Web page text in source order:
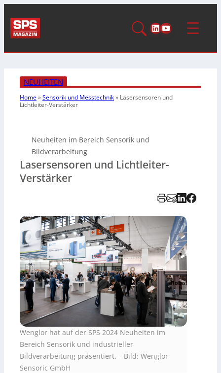
LinkedIn
YouTube
NEUHEITEN
Home»Sensorik und Messtechnik» Lasersensoren und
Lichtleiter-Verstärker
Neuheiten im Bereich Sensorik und
Bildverarbeitung
Lasersensoren und Lichtleiter-
Verstärker
Wenglor hat auf der SPS 2024 Neuheiten im
Bereich Sensorik und industrieller
Bildverarbeitung präsentiert. – Bild: Wenglor
Sensoric GmbH